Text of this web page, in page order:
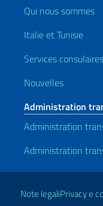
Qui nous sommes
Italie et Tunisie
Services
Nouvelles
Administration
Administration
Administration
Liens utiles
Note legaliPrivacy e